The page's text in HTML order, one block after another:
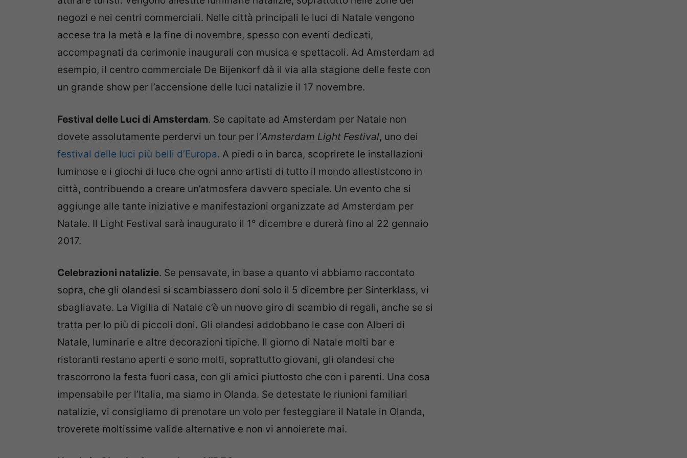
negozi e nei centri commerciali. Nelle città principali le luci di Natale vengono
accese tra la metà e la fine di novembre, spesso con eventi dedicati,
accompagnati da cerimonie inaugurali con musica e spettacoli. Ad Amsterdam ad
esempio, il centro commerciale De Bijenkorf dà il via alla stagione delle feste con
un grande show per l’accensione delle luci natalizie il 17 novembre.
Festival delle Luci di Amsterdam. Se capitate ad Amsterdam per Natale non
dovete assolutamente perdervi un tour per l’Amsterdam Light Festival, uno dei
festival delle luci più belli d’Europa. A piedi o in barca, scoprirete le installazioni
luminose e i giochi di luce che ogni anno artisti di tutto il mondo allestistcono in
città, contribuendo a creare un’atmosfera davvero speciale. Un evento che si
aggiunge alle tante iniziative e manifestazioni organizzate ad Amsterdam per
Natale. Il Light Festival sarà inaugurato il 1° dicembre e durerà fino al 22 gennaio
2017.
Celebrazioni natalizie. Se pensavate, in base a quanto vi abbiamo raccontato
sopra, che gli olandesi si scambiassero doni solo il 5 dicembre per Sinterklass, vi
sbagliavate. La Vigilia di Natale c’è un nuovo giro di scambio di regali, anche se si
tratta per lo più di piccoli doni. Gli olandesi addobbano le case con Alberi di
Natale, luminarie e altre decorazioni tipiche. Il giorno di Natale molti bar e
ristoranti restano aperti e sono molti, soprattutto giovani, gli olandesi che
trascorrono la festa fuori casa, con gli amici piuttosto che con i parenti. Una cosa
impensabile per l’Italia, ma siamo in Olanda. Se detestate le riunioni familiari
natalizie, vi consigliamo di prenotare un volo per festeggiare il Natale in Olanda,
troverete moltissime valide alternative e non vi annoierete mai.